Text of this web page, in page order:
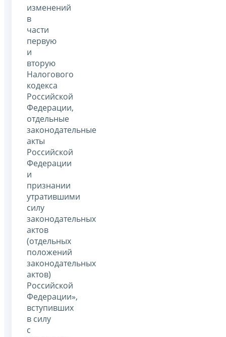
изменений
в
части
первую
и
вторую
Налогового
кодекса
Российской
Федерации,
отдельные
законодательные
акты
Российской
Федерации
и
признании
утратившими
силу
законодательных
актов
(отдельных
положений
законодательных
актов)
Российской
Федерации»,
вступивших
в силу
с